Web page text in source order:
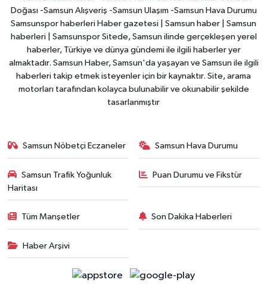
Doğası -Samsun Alışveriş -Samsun Ulaşım -Samsun Hava Durumu
Samsunspor haberleri Haber gazetesi | Samsun haber | Samsun
haberleri | Samsunspor Sitede, Samsun ilinde gerçekleşen yerel
haberler, Türkiye ve dünya gündemi ile ilgili haberler yer
almaktadır. Samsun Haber, Samsun'da yaşayan ve Samsun ile ilgili
haberleri takip etmek isteyenler için bir kaynaktır. Site, arama
motorları tarafından kolayca bulunabilir ve okunabilir şekilde
tasarlanmıştır
Samsun Nöbetçi Eczaneler Samsun Hava Durumu
Samsun Trafik Yoğunluk
Haritası
Puan Durumu ve Fikstür
Tüm Manşetler Son Dakika Haberleri
Haber Arşivi